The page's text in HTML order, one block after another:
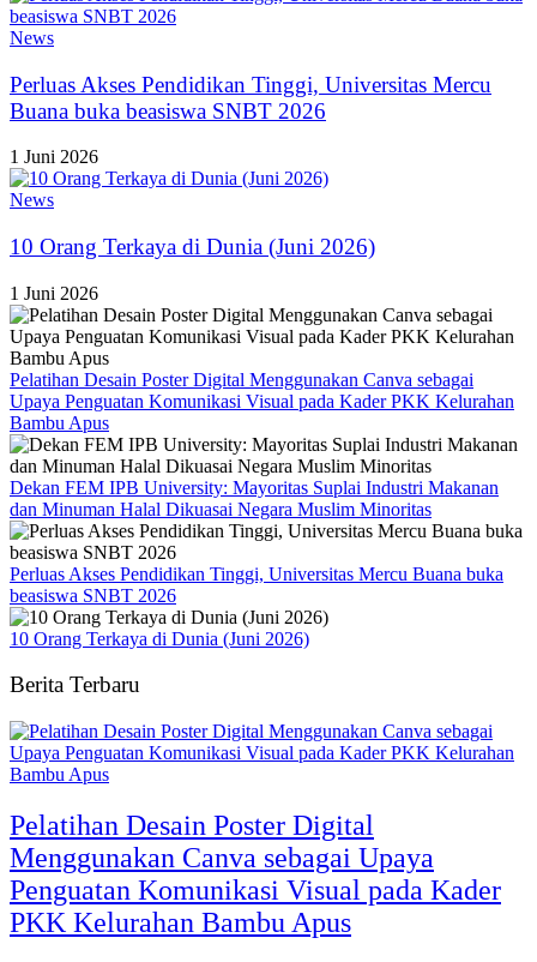
News
Perluas Akses Pendidikan Tinggi, Universitas Mercu
Buana buka beasiswa SNBT 2026
1 Juni 2026
News
10 Orang Terkaya di Dunia (Juni 2026)
1 Juni 2026
Pelatihan Desain Poster Digital Menggunakan Canva sebagai
Upaya Penguatan Komunikasi Visual pada Kader PKK Kelurahan
Bambu Apus
Dekan FEM IPB University: Mayoritas Suplai Industri Makanan
dan Minuman Halal Dikuasai Negara Muslim Minoritas
Perluas Akses Pendidikan Tinggi, Universitas Mercu Buana buka
beasiswa SNBT 2026
10 Orang Terkaya di Dunia (Juni 2026)
Berita Terbaru
Pelatihan Desain Poster Digital
Menggunakan Canva sebagai Upaya
Penguatan Komunikasi Visual pada Kader
PKK Kelurahan Bambu Apus